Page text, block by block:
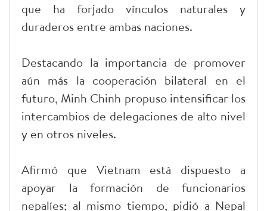
que ha forjado vínculos naturales y
duraderos entre ambas naciones.
Destacando la importancia de promover
aún más la cooperación bilateral en el
futuro, Minh Chinh propuso intensificar los
intercambios de delegaciones de alto nivel
y en otros niveles.
Afirmó que Vietnam está dispuesto a
apoyar la formación de funcionarios
nepalíes; al mismo tiempo, pidió a Nepal